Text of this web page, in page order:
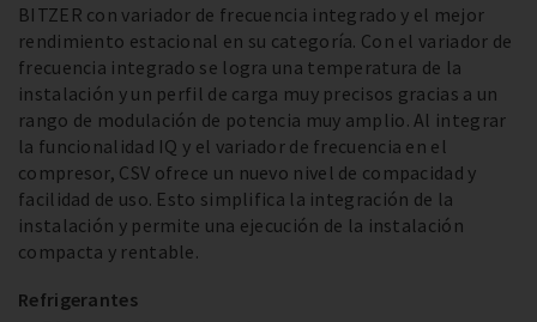
BITZER con variador de frecuencia integrado y el mejor
rendimiento estacional en su categoría. Con el variador de
frecuencia integrado se logra una temperatura de la
instalación y un perfil de carga muy precisos gracias a un
rango de modulación de potencia muy amplio. Al integrar
la funcionalidad IQ y el variador de frecuencia en el
compresor, CSV ofrece un nuevo nivel de compacidad y
facilidad de uso. Esto simplifica la integración de la
instalación y permite una ejecución de la instalación
compacta y rentable.
Refrigerantes